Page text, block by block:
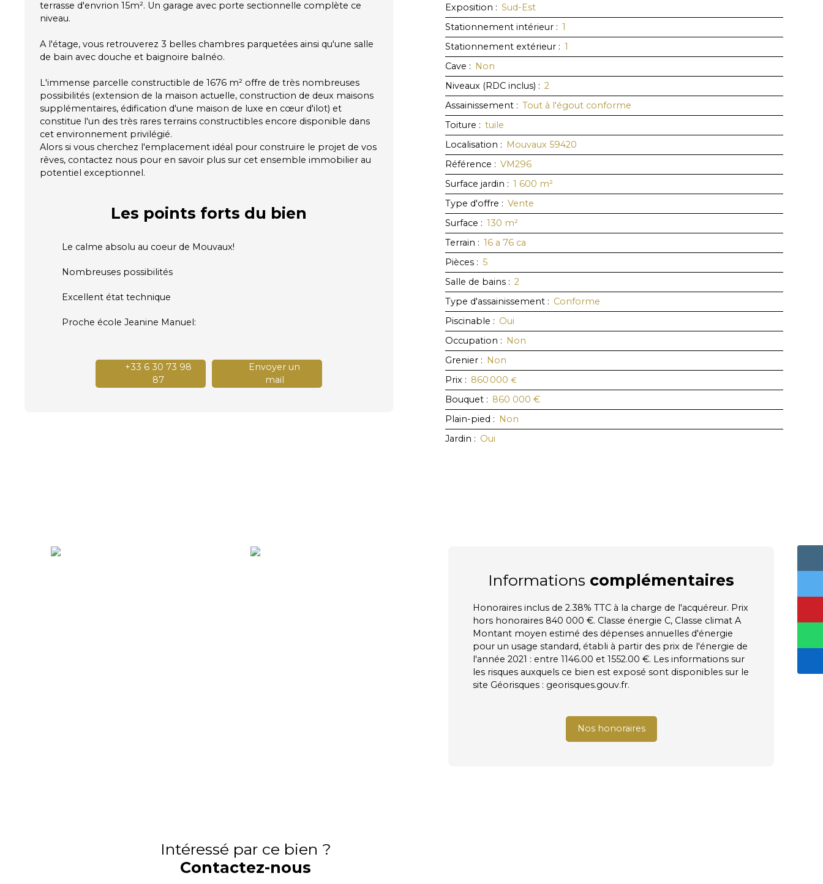
terrasse d'envrion 15m². Un garage avec porte sectionnelle complète ce
niveau.
A l'étage, vous retrouverez 3 belles chambres parquetées ainsi qu'une salle
de bain avec douche et baignoire balnéo.
L'immense parcelle constructible de 1676 m² offre de très nombreuses
possibilités (extension de la maison actuelle, construction de deux maisons
supplémentaires, édification d'une maison de luxe en cœur d'ilot) et
constitue l'un des très rares terrains constructibles encore disponible dans
cet environnement privilégié.
Alors si vous cherchez l'emplacement idéal pour construire le projet de vos
rêves, contactez nous pour en savoir plus sur cet ensemble immobilier au
potentiel exceptionnel.
Les points forts du bien
Le calme absolu au coeur de Mouvaux!
Nombreuses possibilités
Excellent état technique
Proche école Jeanine Manuel:
+33 6 30 73 98
87
Envoyer un
mail
Exposition : Sud-Est
Stationnement intérieur : 1
Stationnement extérieur : 1
Cave : Non
Niveaux (RDC inclus) : 2
Assainissement : Tout à l'égout conforme
Toiture : tuile
Localisation : Mouvaux 59420
Référence : VM296
Surface jardin : 1 600 m²
Type d'offre : Vente
Surface : 130 m²
Terrain : 16 a 76 ca
Pièces : 5
Salle de bains : 2
Type d'assainissement : Conforme
Piscinable : Oui
Occupation : Non
Grenier : Non
Prix : 860 000 €
Bouquet : 860 000 €
Plain-pied : Non
Jardin : Oui
Informations complémentaires
Honoraires inclus de 2.38% TTC à la charge de l'acquéreur. Prix
hors honoraires 840 000 €. Classe énergie C, Classe climat A
Montant moyen estimé des dépenses annuelles d'énergie
pour un usage standard, établi à partir des prix de l'énergie de
l'année 2021 : entre 1146.00 et 1552.00 €. Les informations sur
les risques auxquels ce bien est exposé sont disponibles sur le
site Géorisques : georisques.gouv.fr.
Nos honoraires
Intéressé par ce bien ?
Contactez-nous